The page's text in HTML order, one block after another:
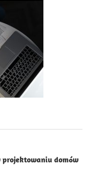
projektowaniu domów